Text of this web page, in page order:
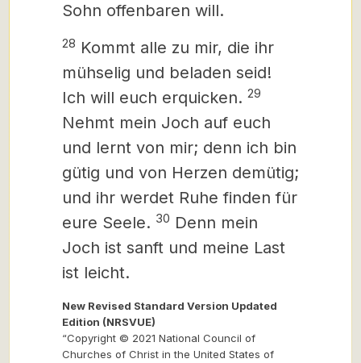
Sohn offenbaren will.
28 Kommt alle zu mir, die ihr
mühselig und beladen seid!
Ich will euch erquicken. 29
Nehmt mein Joch auf euch
und lernt von mir; denn ich bin
gütig und von Herzen demütig;
und ihr werdet Ruhe finden für
eure Seele. 30 Denn mein
Joch ist sanft und meine Last
ist leicht.
New Revised Standard Version Updated
Edition (NRSVUE)
“Copyright © 2021 National Council of
Churches of Christ in the United States of